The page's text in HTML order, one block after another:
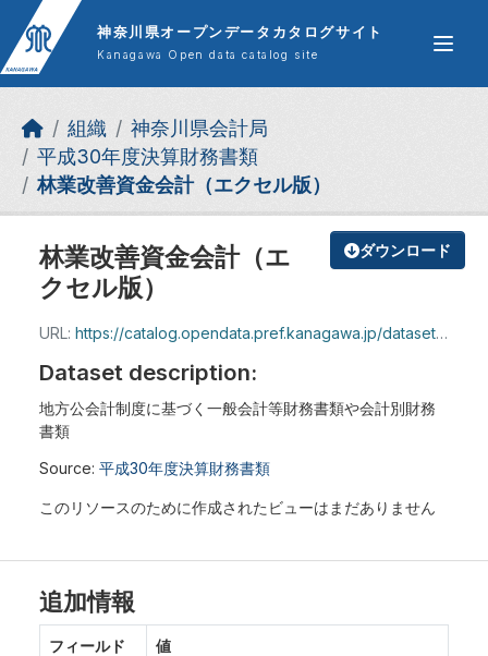
Skip to main content
神奈川県オープンデータカタログサイト
Kanagawa Open data catalog site
組織
神奈川県会計局
平成30年度決算財務書類
林業改善資金会計（エクセル版）
ダウンロード
林業改善資金会計（エ
クセル版）
URL: https://catalog.opendata.pref.kanagawa.jp/dataset/7839297c-1152-431c-a778-67d92cb7d492/resource/95e34577-fa4f-487d-927a-f6dd0293912d/download/h30_09ringyou.xlsx
Dataset description:
地方公会計制度に基づく一般会計等財務書類や会計別財務
書類
Source: 平成30年度決算財務書類
このリソースのために作成されたビューはまだありません
追加情報
フィールド 値